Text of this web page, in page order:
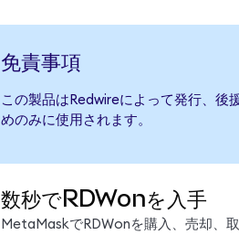
免責事項
この製品はRedwireによって発行、後
めのみに使用されます。
数秒でRDWonを入手
MetaMaskでRDWonを購入、売却、